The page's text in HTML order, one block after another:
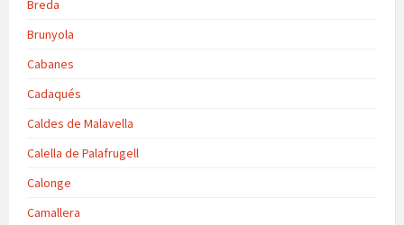
Breda
Brunyola
Cabanes
Cadaqués
Caldes de Malavella
Calella de Palafrugell
Calonge
Camallera